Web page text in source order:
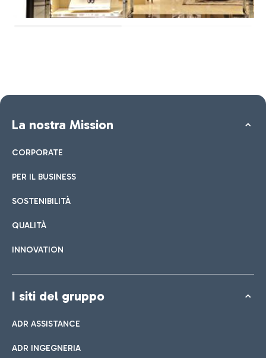
La nostra Mission
CORPORATE
PER IL BUSINESS
SOSTENIBILITÀ
QUALITÀ
INNOVATION
I siti del gruppo
ADR ASSISTANCE
ADR INGEGNERIA